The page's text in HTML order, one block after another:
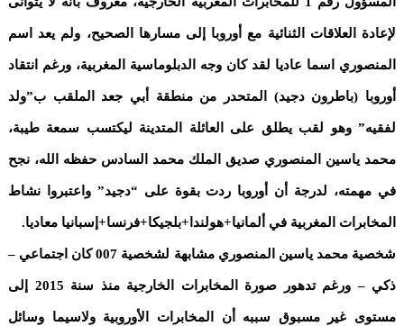
لإعادة العلاقات الثنائية مع أوروبا إلى مسارها الصحيح، ولم يعد اسم
المنصوري اسما عاديا لقد كان وجه الدبلوماسية المغربية، ورغم انتقاد
أوروبا (باطرون دجيد) المتحدر من منطقة أبي جعد الملقب ب”ولد
لفقيه” وهو لقب يطلق على العائلة المتدينة ليكتسب سمعة طيبة،
محمد ياسين المنصوري صديق الملك محمد السادس حفظه الله، نجح
في مهمته، لدرجة أن أوروبا ردت بقوة على “دجيد” واعتبروا نشاط
المخابرات المغربية في ألمانيا+هولندا+بلجيكا+فرنسا+إسبانيا معاديا.
شخصية محمد ياسين المنصوري مشابهة لشخصية 007 كان اجتماعي –
ذكي – ورغم تدهور صورة المخابرات الخارجية منذ سنة 2015 إلى
مستوى غير مسبوق سببه أن المخابرات الأوروبية ولاسيما وسائل